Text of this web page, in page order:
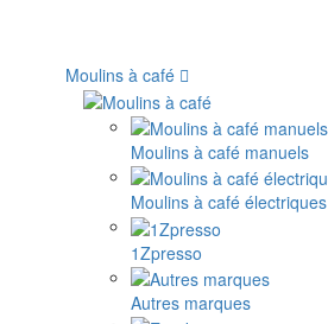
Moulins à café
Moulins à café manuels
Moulins à café électriques
1Zpresso
Autres marques